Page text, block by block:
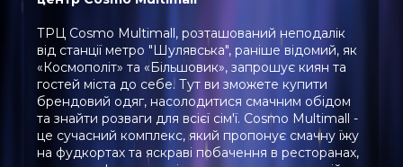
ТРЦ Cosmo Multimall, розташований неподалік
від станції метро "Шулявська", раніше відомий, як
«Космополіт» та «Більшовик», запрошує киян та
гостей міста до себе. Тут ви зможете купити
брендовий одяг, насолодитися смачним обідом
та знайти розваги для всієї сім'ї. Cosmo Multimall -
це сучасний комплекс, який пропонує смачну їжу
на фудкортах та яскраві побачення в ресторанах,